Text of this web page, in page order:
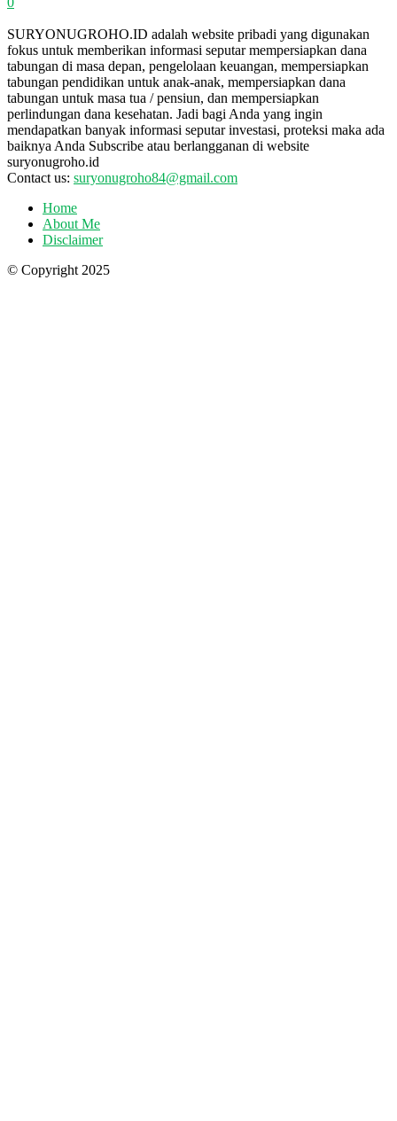
SURYONUGROHO.ID adalah website pribadi yang digunakan
fokus untuk memberikan informasi seputar mempersiapkan dana
tabungan di masa depan, pengelolaan keuangan, mempersiapkan
tabungan pendidikan untuk anak-anak, mempersiapkan dana
tabungan untuk masa tua / pensiun, dan mempersiapkan
perlindungan dana kesehatan. Jadi bagi Anda yang ingin
mendapatkan banyak informasi seputar investasi, proteksi maka ada
baiknya Anda Subscribe atau berlangganan di website
suryonugroho.id
Contact us: suryonugroho84@gmail.com
Home
About Me
Disclaimer
© Copyright 2025